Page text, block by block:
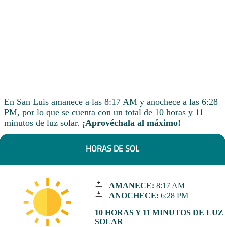
En San Luis amanece a las 8:17 AM y anochece a las 6:28
PM, por lo que se cuenta con un total de 10 horas y 11
minutos de luz solar. ¡Aprovéchala al máximo!
HORAS DE SOL
AMANECE: 8:17 AM
ANOCHECE: 6:28 PM
10 HORAS Y 11 MINUTOS DE LUZ
SOLAR